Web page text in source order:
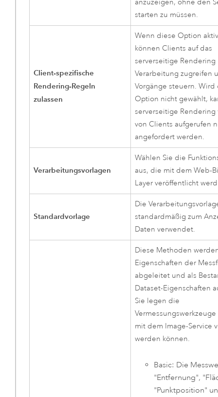
anzuzeigen, ohne den
starten zu müssen.
Client-spezifische
Rendering-Regeln
zulassen
Wenn diese Option
können Clients auf das
serverseitige
Verarbeitung zugreifen
Vorgänge steuern. Wird
Option nicht gewählt,
serverseitige Rendering
von Clients aufgerufen
angefordert werden.
Verarbeitungsvorlagen
Wählen Sie die
aus, die mit dem Web-
Layer veröffentlicht
Standardvorlage
Die
standardmäßig zum
Daten verwendet.
Diese Methoden
Eigenschaften der
abgeleitet und als
Dataset-Eigenschaften
Sie legen die
mit dem Image-Service
werden können.
Basic: Die
"Entfernung",
"Punktposition"